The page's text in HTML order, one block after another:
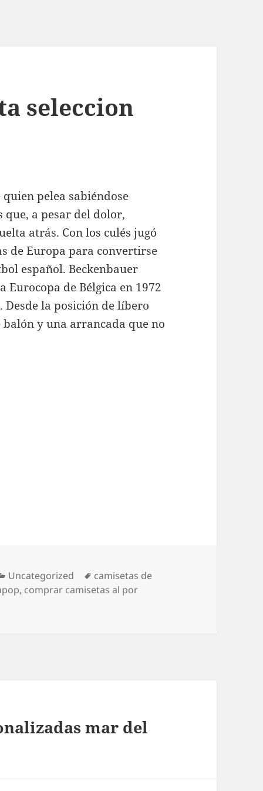
seleccion
pelea sabiéndose
que, a pesar del dolor,
atrás. Con los culés jugó
de Europa para convertirse
español. Beckenbauer
de Bélgica en 1972
Desde la posición de líbero
y una arrancada que no
Categorías
Uncategorized Etiquetas
camisetas de
, comprar camisetas al por
mar del